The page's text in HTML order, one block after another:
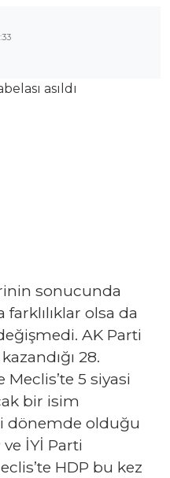
sonucunda
olsa da
AK Parti
28.
5 siyasi
bir isim
dönemde olduğu
İYİ Parti
HDP bu kez